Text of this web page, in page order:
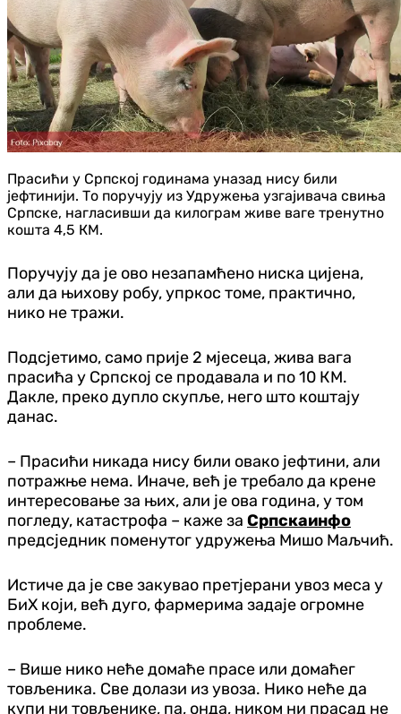
Прасићи у Српској годинама уназад нису били
јефтинији. То поручују из Удружења узгајивача свиња
Српске, нагласивши да килограм живе ваге тренутно
кошта 4,5 КМ.
Поручују да је ово незапамћено ниска цијена,
али да њихову робу, упркос томе, практично,
нико не тражи.
Подсјетимо, само прије 2 мјесеца, жива вага
прасића у Српској се продавала и по 10 КМ.
Дакле, преко дупло скупље, него што коштају
данас.
– Прасићи никада нису били овако јефтини, али
потражње нема. Иначе, већ је требало да крене
интересовање за њих, али је ова година, у том
погледу, катастрофа – каже за Српскаинфо
предсједник поменутог удружења Мишо Маљчић.
Истиче да је све закувао претјерани увоз меса у
БиХ који, већ дуго, фармерима задаје огромне
проблеме.
– Више нико неће домаће прасе или домаћег
товљеника. Све долази из увоза. Нико неће да
купи ни товљенике, па, онда, ником ни прасад не